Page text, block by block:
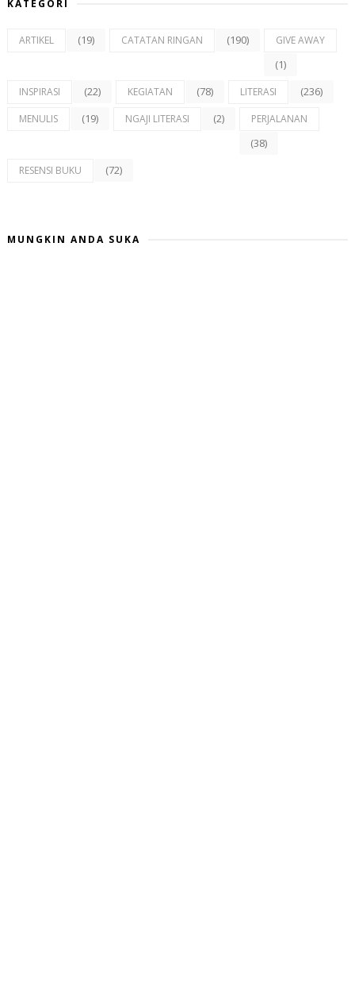
KATEGORI
ARTIKEL (19) CATATAN RINGAN (190) GIVE AWAY
(1)
INSPIRASI (22) KEGIATAN (78) LITERASI (236)
MENULIS (19) NGAJI LITERASI (2) PERJALANAN
(38)
RESENSI BUKU (72)
MUNGKIN ANDA SUKA